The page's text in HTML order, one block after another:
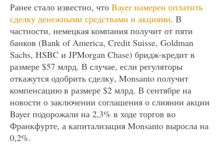
Ранее стало известно, что Bayer намерен оплатить
сделку денежными средствами и акциями. В
частности, немецкая компания получит от пяти
банков (Bank of America, Credit Suisse, Goldman
Sachs, HSBC и JPMorgan Chase) бридж-кредит в
размере $57 млрд. В случае, если регуляторы
откажутся одобрить сделку, Monsanto получит
компенсацию в размере $2 млрд. В сентябре на
новости о заключении соглашения о слиянии акции
Bayer подорожали на 2,3% в ходе торгов во
Франкфурте, а капитализация Monsanto выросла на
0,2%.